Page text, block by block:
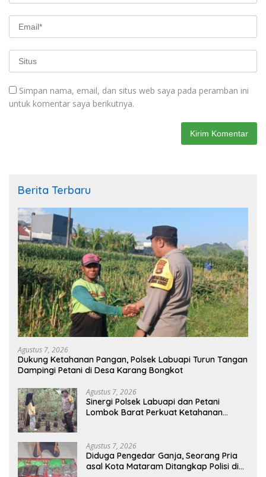
Simpan nama, email, dan situs web saya pada peramban ini
untuk komentar saya berikutnya.
Berita Terbaru
Agustus 7, 2026
Dukung Ketahanan Pangan, Polsek Labuapi Turun Tangan
Dampingi Petani di Desa Karang Bongkot
Agustus 7, 2026
Sinergi Polsek Labuapi dan Petani
Lombok Barat Perkuat Ketahanan
Agustus 7, 2026
Diduga Pengedar Ganja, Seorang Pria
asal Kota Mataram Ditangkap Polisi di